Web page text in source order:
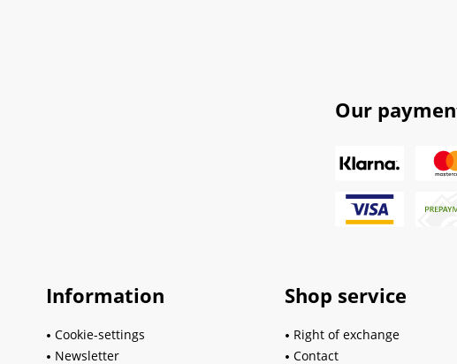
Our
Information
Cookie-settings
Newsletter
Shop service
Right of exchange
Contact